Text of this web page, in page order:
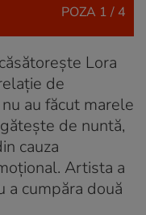
POZA 1 / 4
Lora
de
au făcut marele
de nuntă,
cauza
Artista a
a cumpăra două